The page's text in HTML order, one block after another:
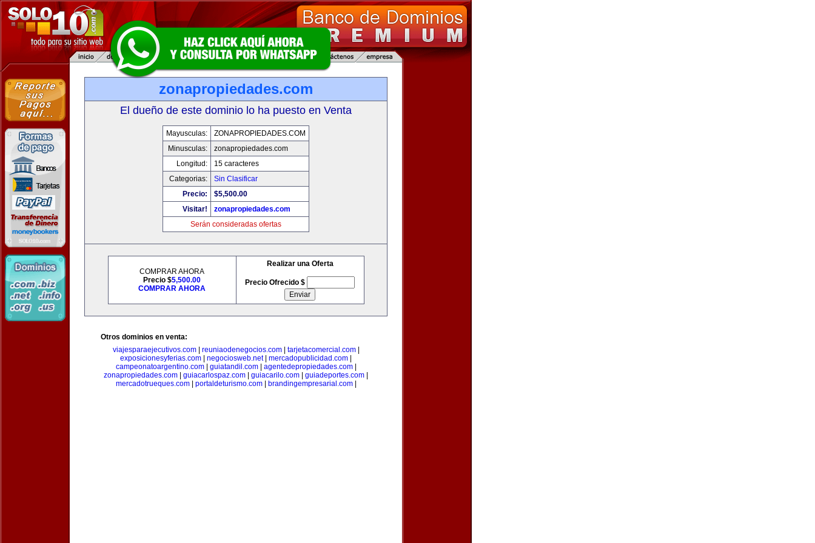
zonapropiedades.com
El dueño de este dominio lo ha puesto en Venta
Mayusculas:
ZONAPROPIEDADES.COM
Minusculas:
zonapropiedades.com
Longitud:
15 caracteres
Categorias:
Sin Clasificar
Precio:
$5,500.00
Visitar!
zonapropiedades.com
Serán consideradas ofertas
COMPRAR AHORA
Precio $5,500.00
COMPRAR AHORA
Realizar una Oferta
Precio Ofrecido $
Otros dominios en venta:
viajesparaejecutivos.com| reuniaodenegocios.com| tarjetacomercial.com|
exposicionesyferias.com
negociosweb.net| mercadopublicidad.com
campeonatoargentino.com| guiatandil.com| agentedepropiedades.com|
zonapropiedades.com
guiacarlospaz.com guiacarilo.com guiadeportes.com
mercadotrueques.com| portaldeturismo.com| brandingempresarial.com|